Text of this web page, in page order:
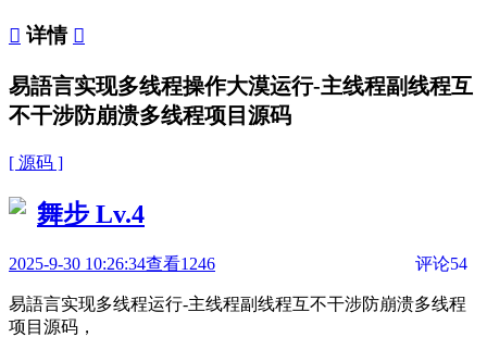
 详情 
易語言实现多线程操作大漠运行-主线程副线程互
不干涉防崩溃多线程项目源码
[ 源码 ]
舞步 Lv.4
2025-9-30 10:26:34查看1246 评论54
易語言实现多线程运行-主线程副线程互不干涉防崩溃多线程
项目源码，